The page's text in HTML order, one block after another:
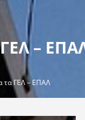
–
τα ΓΕΛ – ΕΠΑΛ